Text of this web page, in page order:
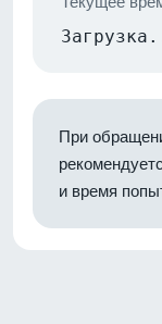
При
и время